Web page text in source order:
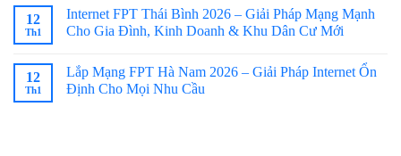
12
Th1
Internet FPT Thái Bình 2026 – Giải Pháp Mạng Mạnh
Cho Gia Đình, Kinh Doanh & Khu Dân Cư Mới
12
Th1
Lắp Mạng FPT Hà Nam 2026 – Giải Pháp Internet Ổn
Định Cho Mọi Nhu Cầu